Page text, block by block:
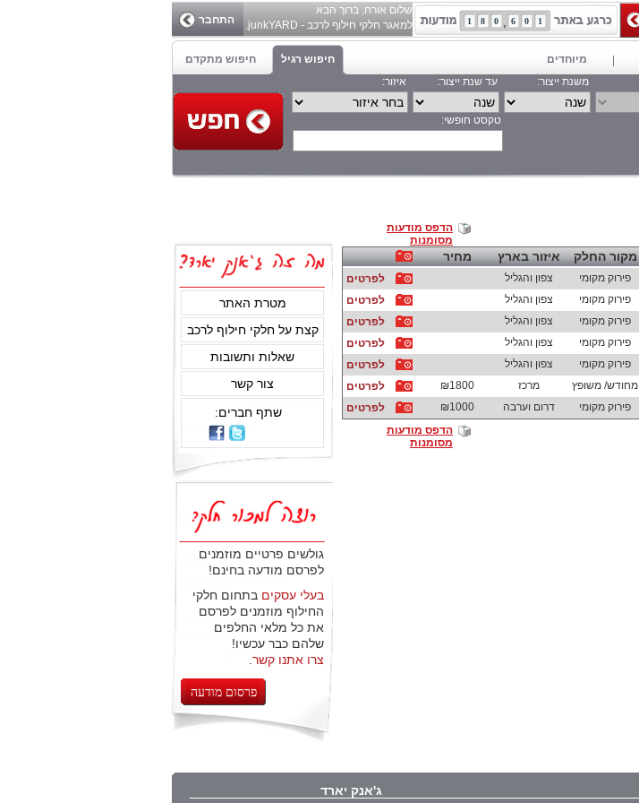
1
0
6
0
8
1
שלום אורח, ברוך הבא
למאגר חלקי חילוף לרכב - junkYARD.
התחבר
חיפוש מתקדם חיפוש רגיל
מיוחדים
משנת ייצור: עד שנת ייצור: איזור:
טקסט חופשי:
הדפס מודעות
מסומנות
מקור החלק איזור בארץ מחיר
פירוק מקומי צפון והגליל
לפרטים
פירוק מקומי צפון והגליל
לפרטים
פירוק מקומי צפון והגליל
לפרטים
פירוק מקומי צפון והגליל
לפרטים
פירוק מקומי צפון והגליל
לפרטים
מחודש/ משופץ מרכז ₪1800
לפרטים
פירוק מקומי דרום וערבה ₪1000
לפרטים
הדפס מודעות
מסומנות
מטרת האתר
קצת על חלקי חילוף לרכב
שאלות ותשובות
צור קשר
שתף חברים:
גולשים פרטיים מוזמנים
לפרסם מודעה בחינם!
בעלי עסקים בתחום חלקי
החילוף מוזמנים לפרסם
את כל מלאי החלפים
שלהם כבר עכשיו!
צרו אתנו קשר
פרסום מודעה
ג'אנק יארד